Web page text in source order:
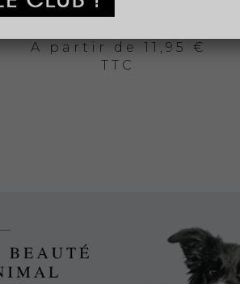
LOTION ANTI-
A partir de 11,95 €
TTC